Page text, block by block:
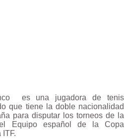
es una jugadora de tenis
que tiene la doble nacionalidad
para disputar los torneos de la
Equipo español de la Copa
ITF.​